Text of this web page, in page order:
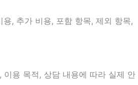
, 추가 비용, 포함 항목, 제외 항목,
용 목적, 상담 내용에 따라 실제 안